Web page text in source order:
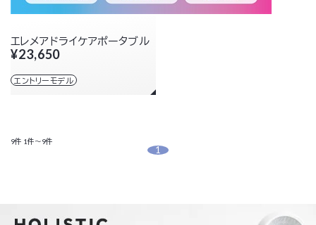
エレメアドライケアポータブル
¥23,650
エントリーモデル
9件 1件～9件
1